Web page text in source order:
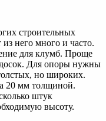
строительных
него много и часто.
для клумб. Проще
Для опоры нужны
но широких.
20 мм толщиной.
штук
высоту.